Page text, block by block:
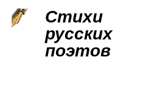
Стихи
русских
поэтов